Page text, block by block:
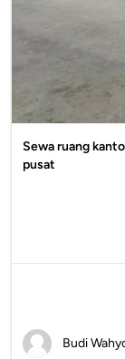
Sewa ruang
pusat
Budi